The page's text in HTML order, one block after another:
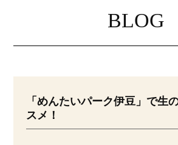
BLOG
「めんたいパーク伊豆」で生
スメ！